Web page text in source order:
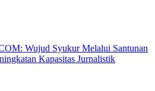
Wujud Syukur Melalui Santunan
Kapasitas Jurnalistik